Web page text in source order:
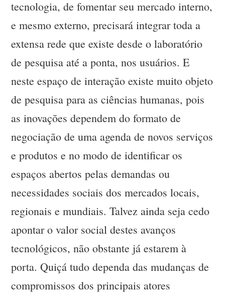
tecnologia, de fomentar seu mercado interno,
e mesmo externo, precisará integrar toda a
extensa rede que existe desde o laboratório
de pesquisa até a ponta, nos usuários. E
neste espaço de interação existe muito objeto
de pesquisa para as ciências humanas, pois
as inovações dependem do formato de
negociação de uma agenda de novos serviços
e produtos e no modo de identificar os
espaços abertos pelas demandas ou
necessidades sociais dos mercados locais,
regionais e mundiais. Talvez ainda seja cedo
apontar o valor social destes avanços
tecnológicos, não obstante já estarem à
porta. Quiçá tudo dependa das mudanças de
compromissos dos principais atores